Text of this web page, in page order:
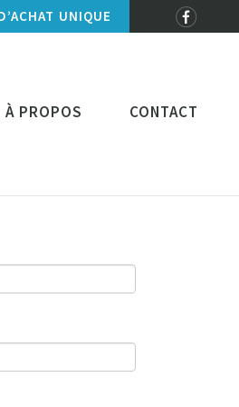
UNIQUE
À PROPOS CONTACT